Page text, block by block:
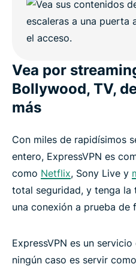
Vea por
Bollywood, TV,
más
Con miles de rapidísimos
entero, ExpressVPN es
como Netflix, Sony Live y
total seguridad, y tenga
una conexión a prueba de
ExpressVPN es un
ningún caso es servir